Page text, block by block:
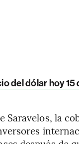
del dólar hoy
Saravelos, la